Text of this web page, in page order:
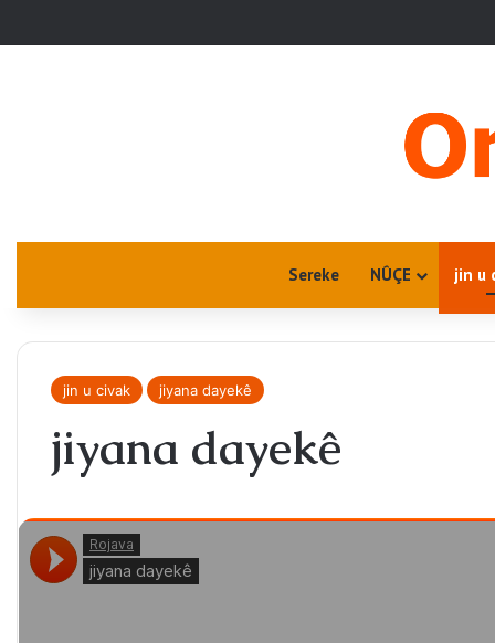
Sereke NÛÇE jin u
jin u civak jiyana dayekê
jiyana dayekê